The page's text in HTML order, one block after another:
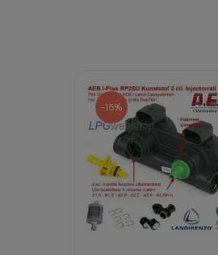
Diritto di ritiro:
Downloads:
Prodotti associati:
Spese di spedizione:
-15%